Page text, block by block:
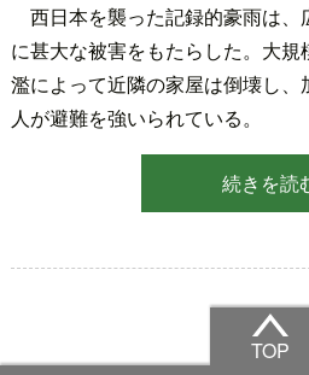
西日本を襲った記録的豪雨は
に甚大な被害をもたらした。大
濫によって近隣の家屋は倒壊し
人が避難を強いられている。
続きを読
TOP